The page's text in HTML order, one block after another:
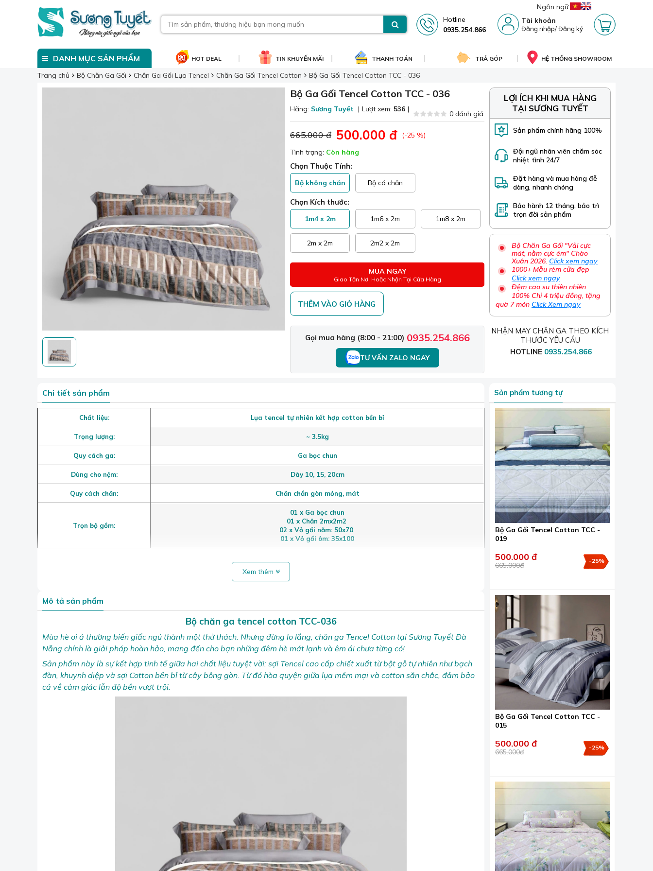
Ngôn ngữ:
Hotline
0935.254.866
Tài khoản
Đăng nhập/Đăng ký
DANH MỤC SẢN PHẨM HOT DEAL TIN KHUYẾN MÃI THANH TOÁN TRẢ GÓP HỆ THỐNG SHOWROOM
Trang chủ Bộ Chăn Ga Gối Chăn Ga Gối Lụa Tencel Chăn Ga Gối Tencel Cotton Bộ Ga Gối Tencel Cotton TCC - 036
Bộ Ga Gối Tencel Cotton TCC - 036
Hãng: Sương Tuyết | Lượt xem: 536 |
0 đánh giá
665.000 đ 500.000 đ
(-25 %)
Tình trạng: Còn hàng
Chọn Thuộc Tính:
Bộ không chăn Bộ có chăn
Chọn Kích thước:
1m4 x 2m 1m6 x 2m 1m8 x 2m
2m x 2m 2m2 x 2m
MUA NGAY
Giao Tận Nơi Hoặc Nhận Tại Cửa Hàng
THÊM VÀO GIỎ HÀNG
Gọi mua hàng (8:00 - 21:00) 0935.254.866
TƯ VẤN ZALO NGAY
LỢI ÍCH KHI MUA HÀNG
TẠI SƯƠNG TUYẾT
Sản phẩm chính hãng 100%
Đội ngũ nhân viên chăm sóc
nhiệt tình 24/7
Đặt hàng và mua hàng đễ
dàng, nhanh chóng
Bảo hành 12 tháng, bảo trì
trọn đời sản phẩm
Bộ Chăn Ga Gối "Vải cực
mát, nằm cực êm" Chào
Xuân 2026. Click xem ngay
1000+ Mẫu rèm cửa đẹp
Click xem ngay
Đệm cao su thiên nhiên
100% Chỉ 4 triệu đồng, tặng
quà 7 món Click Xem ngay
NHẬN MAY CHĂN GA THEO KÍCH
THƯỚC YÊU CẦU
HOTLINE 0935.254.866
Chi tiết sản phẩm
Chất liệu: Lụa tencel tự nhiên kết hợp cotton bền bỉ
Trọng lượng: ~ 3.5kg
Quy cách ga: Ga bọc chun
Dùng cho nệm: Dày 10, 15, 20cm
Quy cách chăn: Chăn chần gòn mỏng, mát
Trọn bộ gồm:
01 x Ga bọc chun
01 x Chăn 2mx2m2
02 x Vỏ gối nằm: 50x70
01 x Vỏ gối ôm: 35x100
Xem thêm
Mô tả sản phẩm
Bộ chăn ga tencel cotton TCC-036
Mùa hè oi ả thường biến giấc ngủ thành một thử thách. Nhưng đừng lo lắng, chăn ga Tencel Cotton tại Sương Tuyết Đà
Nẵng chính là giải pháp hoàn hảo, mang đến cho bạn những đêm hè mát lạnh và êm ái chưa từng có!
Sản phẩm này là sự kết hợp tinh tế giữa hai chất liệu tuyệt vời: sợi Tencel cao cấp chiết xuất từ bột gỗ tự nhiên như bạch
đàn, khuynh diệp và sợi Cotton bền bỉ từ cây bông gòn. Từ đó hòa quyện giữa lụa mềm mại và cotton săn chắc, đảm bảo
cả về cảm giác lẫn độ bền vượt trội.
Sản phẩm tương tự
Bộ Ga Gối Tencel Cotton TCC -
019
500.000 đ
665.000đ
-25%
Bộ Ga Gối Tencel Cotton TCC -
015
500.000 đ
665.000đ
-25%